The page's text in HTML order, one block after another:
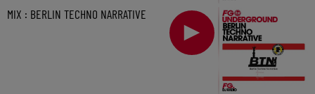
MIX : BERLIN TECHNO NARRATIVE